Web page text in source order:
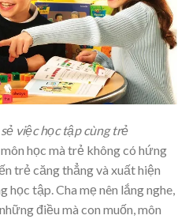
việc học tập cùng trẻ
học mà trẻ không có hứng
trẻ căng thẳng và xuất hiện
học tập. Cha mẹ nên lắng nghe,
điều mà con muốn, môn